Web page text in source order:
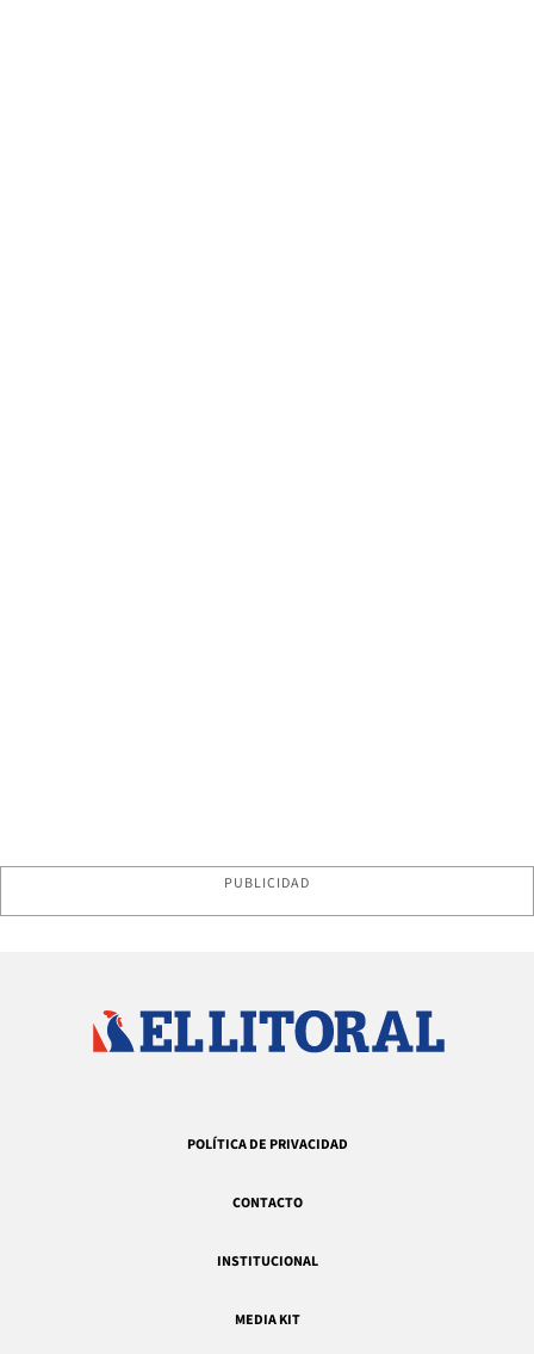
PUBLICIDAD
POLÍTICA DE PRIVACIDAD
CONTACTO
INSTITUCIONAL
MEDIA KIT